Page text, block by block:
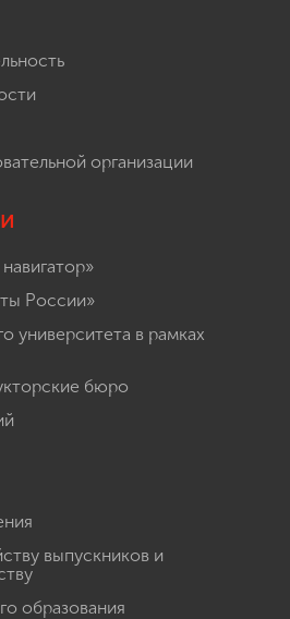
организации
России»
университета в рамках
бюро
выпускников и
образования